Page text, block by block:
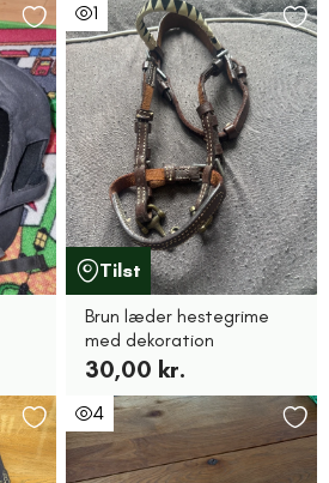
1
Tilst
Brun læder hestegrime
med dekoration
30,00 kr.
4